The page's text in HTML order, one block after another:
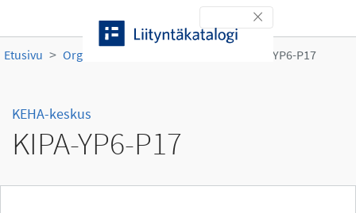
Toggle navigation
Etusivu Organisaatiot KIPA-YP6-P17
KEHA-keskus
KIPA-YP6-P17